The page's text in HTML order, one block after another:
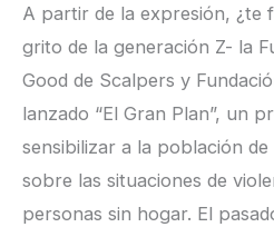
A partir de la expresión, ¿te
grito de la generación Z- la
Good de Scalpers y
lanzado “El Gran Plan”, un
sensibilizar a la población de
sobre las situaciones de
personas sin hogar. El